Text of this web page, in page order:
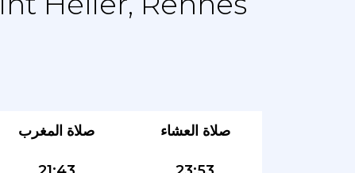
صلاة المغرب صلاة العشاء